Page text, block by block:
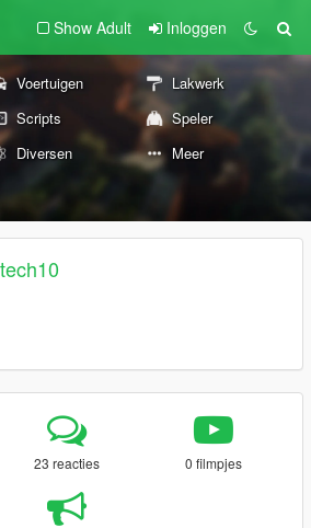
Show Adult Inloggen
Voertuigen
Lakwerk
Scripts
Speler
Diversen Meer
23 reacties 0 filmpjes